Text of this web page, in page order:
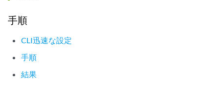
手順
CLI迅速な設定
手順
結果